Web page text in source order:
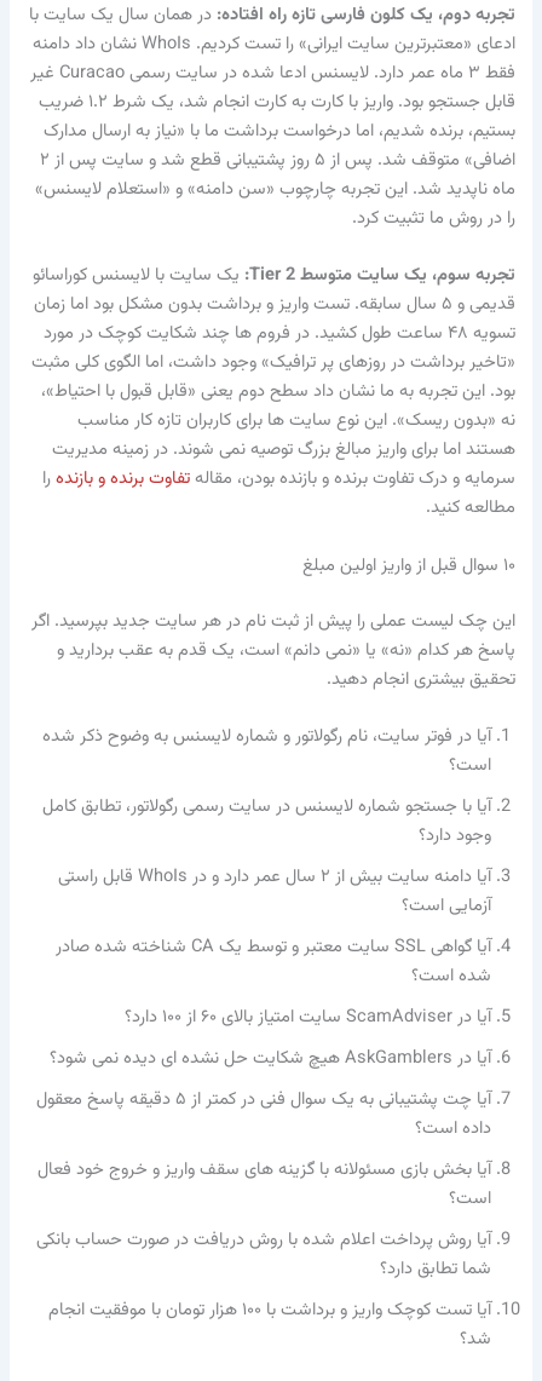
تجربه دوم، یک کلون فارسی تازه راه افتاده: در همان سال یک سایت با
ادعای «معتبرترین سایت ایرانی» را تست کردیم. WhoIs نشان داد دامنه
فقط ۳ ماه عمر دارد. لایسنس ادعا شده در سایت رسمی Curacao غیر
قابل جستجو بود. واریز با کارت به کارت انجام شد، یک شرط ۱.۲ ضریب
بستیم، برنده شدیم، اما درخواست برداشت ما با «نیاز به ارسال مدارک
اضافی» متوقف شد. پس از ۵ روز پشتیبانی قطع شد و سایت پس از ۲
ماه ناپدید شد. این تجربه چارچوب «سن دامنه» و «استعلام لایسنس»
را در روش ما تثبیت کرد.
تجربه سوم، یک سایت متوسط Tier 2:
یک سایت با لایسنس کوراسائو
قدیمی و ۵ سال سابقه. تست واریز و برداشت بدون مشکل بود اما زمان
تسویه ۴۸ ساعت طول کشید. در فروم ها چند شکایت کوچک در مورد
«تاخیر برداشت در روزهای پر ترافیک» وجود داشت، اما الگوی کلی مثبت
بود. این تجربه به ما نشان داد سطح دوم یعنی «قابل قبول با احتیاط»،
نه «بدون ریسک». این نوع سایت ها برای کاربران تازه کار مناسب
هستند اما برای واریز مبالغ بزرگ توصیه نمی شوند. در زمینه مدیریت
سرمایه و درک تفاوت برنده و بازنده بودن، مقالهتفاوت برنده و بازندهرا
مطالعه کنید.
۱۰ سوال قبل از واریز اولین مبلغ
این چک لیست عملی را پیش از ثبت نام در هر سایت جدید بپرسید. اگر
پاسخ هر کدام «نه» یا «نمی دانم» است، یک قدم به عقب بردارید و
تحقیق بیشتری انجام دهید.
آیا در فوتر سایت، نام رگولاتور و شماره لایسنس به وضوح ذکر شده
است؟
آیا با جستجو شماره لایسنس در سایت رسمی رگولاتور، تطابق کامل
وجود دارد؟
آیا دامنه سایت بیش از ۲ سال عمر دارد و در WhoIs قابل راستی
آزمایی است؟
آیا گواهی SSL سایت معتبر و توسط یک CA شناخته شده صادر
شده است؟
آیا در ScamAdviser سایت امتیاز بالای ۶۰ از ۱۰۰ دارد؟
آیا در AskGamblers هیچ شکایت حل نشده ای دیده نمی شود؟
آیا چت پشتیبانی به یک سوال فنی در کمتر از ۵ دقیقه پاسخ معقول
داده است؟
آیا بخش بازی مسئولانه با گزینه های سقف واریز و خروج خود فعال
است؟
آیا روش پرداخت اعلام شده با روش دریافت در صورت حساب بانکی
شما تطابق دارد؟
آیا تست کوچک واریز و برداشت با ۱۰۰ هزار تومان با موفقیت انجام
شد؟